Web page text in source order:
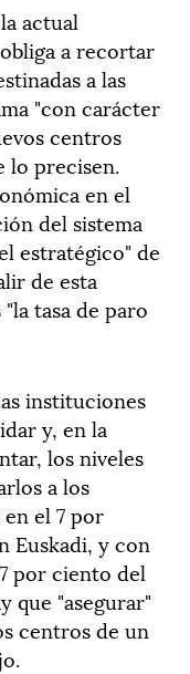
actual
a recortar
a las
"con carácter
centros
lo precisen.
en el
del sistema
estratégico" de
de esta
tasa de paro
instituciones
y, en la
los niveles
a los
el 7 por
Euskadi, y con
por ciento del
que "asegurar"
centros de un